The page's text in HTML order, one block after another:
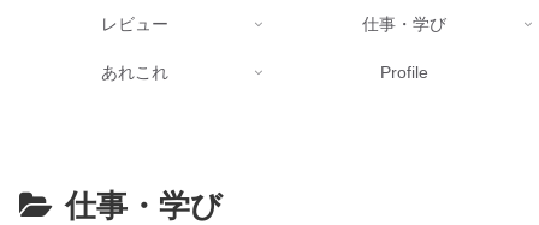
レビュー 仕事・学び
あれこれ Profile
仕事・学び